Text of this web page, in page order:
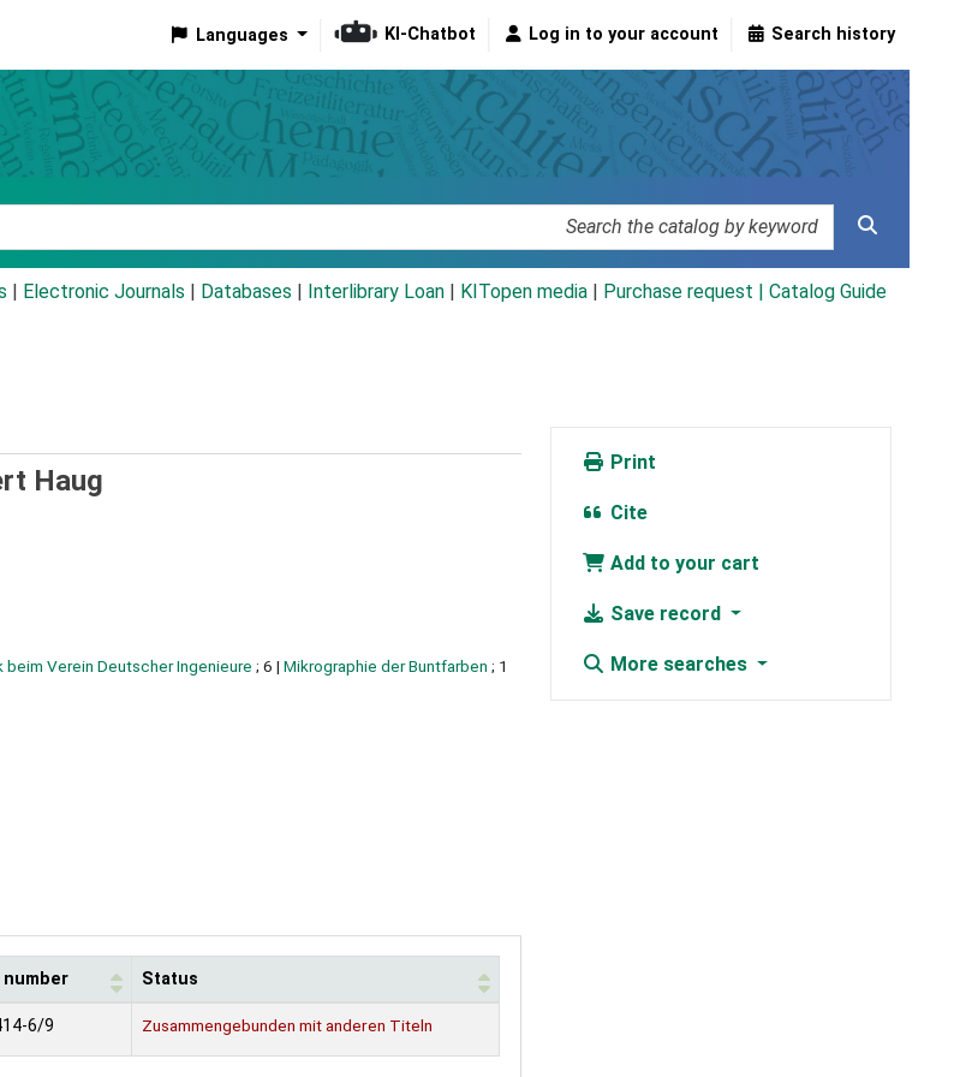
Languages KI-Chatbot Log in to your account Search history
Electronic Journals Databases Interlibrary Loan KITopen media Purchase request | Catalog Guide
Haug
Verein Deutscher Ingenieure ; 6 | Mikrographie der Buntfarben ; 1
number Status
6/9 Zusammengebunden mit anderen Titeln
Print
Cite
Add to your cart
Save record
More searches